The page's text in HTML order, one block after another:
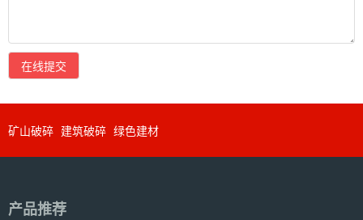
在线提交
矿山破碎 建筑破碎 绿色建材
产品推荐